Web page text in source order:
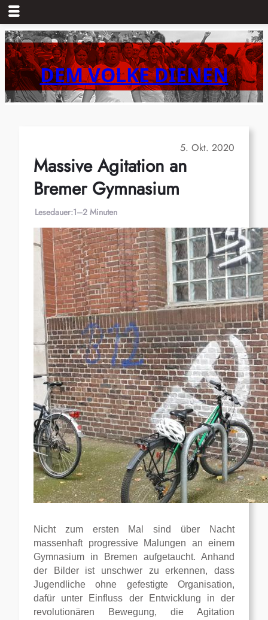
Zum
Inhalt
springenDEM VOLKE DIENEN
5. Okt. 2020
Massive Agitation an
Bremer Gymnasium
Lesedauer:1–2 Minuten
Nicht zum ersten Mal sind über Nacht
massenhaft progressive Malungen an einem
Gymnasium in Bremen aufgetaucht. Anhand
der Bilder ist unschwer zu erkennen, dass
Jugendliche ohne gefestigte Organisation,
dafür unter Einfluss der Entwicklung in der
revolutionären Bewegung, die Agitation